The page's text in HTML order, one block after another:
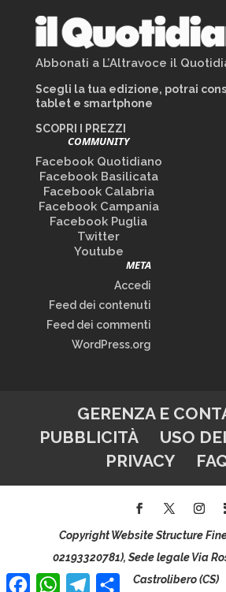
Abbonati a L’Altravoce il
Scegli la tua edizione, potrai
tablet e smartphone
SCOPRI I PREZZI
COMMUNITY
Facebook Quotidiano
Facebook Basilicata
Facebook Calabria
Facebook Campania
Facebook Puglia
Twitter
Youtube
META
Accedi
Feed dei contenuti
Feed dei commenti
WordPress.org
GERENZA E
PUBBLICITÀ
USO
PRIVACY
Copyright Website Structure
02193320781), Sede legale Via
Castrolibero (CS)
Facebook
WhatsAppTelegram
Condividi